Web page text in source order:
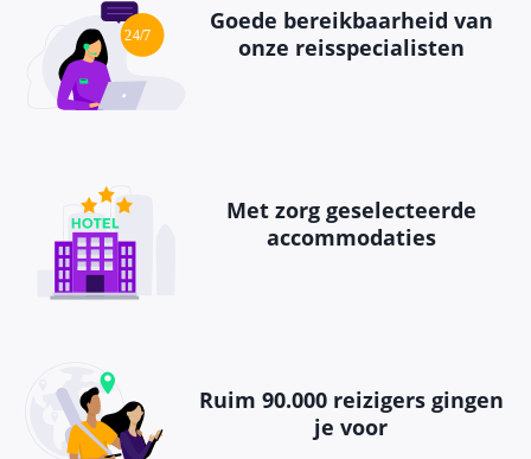
Goede bereikbaarheid van
onze reisspecialisten
Met zorg geselecteerde
accommodaties
Ruim 90.000 reizigers gingen
je voor